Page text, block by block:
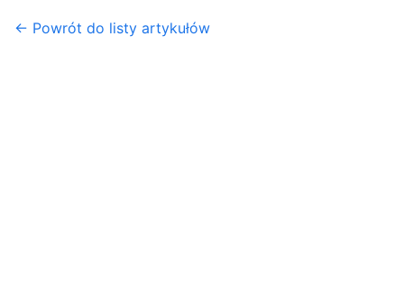
← Powrót do listy artykułów